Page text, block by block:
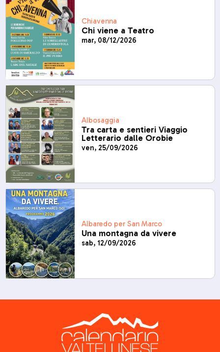
Chiavenna
Chi viene a Teatro
mar, 08/12/2026
Albosaggia
Tra carta e sentieri Viaggio
Letterario dalle Orobie
ven, 25/09/2026
Albaredo per San Marco
Una montagna da vivere
sab, 12/09/2026